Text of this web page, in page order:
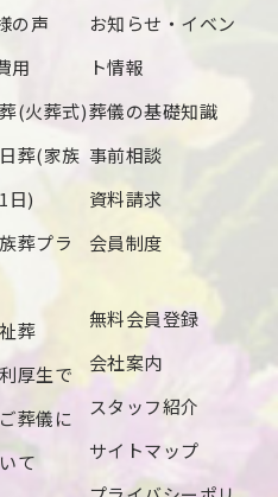
の声
用
(火葬式)
葬(家族
日)
葬プラ
葬
厚生で
葬儀に
て
お知らせ・イベン
ト情報
葬儀の基礎知識
事前相談
資料請求
会員制度
無料会員登録
会社案内
スタッフ紹介
サイトマップ